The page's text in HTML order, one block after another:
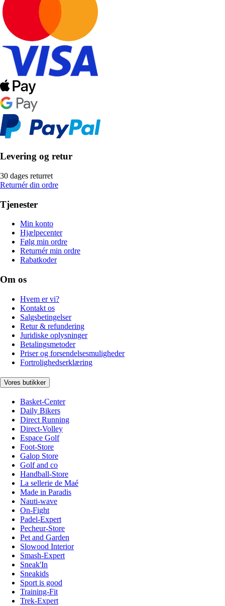
Levering og retur
30 dages returret
Returnér din ordre
Tjenester
Min konto
Hjælpecenter
Følg min ordre
Returnér min ordre
Rabatkoder
Om os
Hvem er vi?
Kontakt os
Salgsbetingelser
Retur & refundering
Juridiske oplysninger
Betalingsmetoder
Priser og forsendelsesmuligheder
Fortrolighedserklæring
Vores butikker
Basket-Center
Daily Bikers
Direct Running
Direct-Volley
Espace Golf
Foot-Store
Galop Store
Golf and co
Handball-Store
La sellerie de Maé
Made in Paradis
Nauti-wave
On-Fight
Padel-Expert
Pecheur-Store
Pet and Garden
Slowood Interior
Smash-Expert
Sneak'In
Sneakids
Sport is good
Training-Fit
Trek-Expert